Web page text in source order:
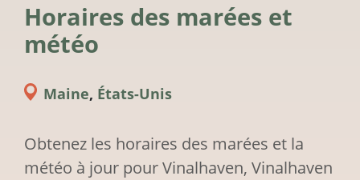
Horaires des marées et
météo
Maine, États-Unis
Obtenez les horaires des marées et la
météo à jour pour Vinalhaven, Vinalhaven